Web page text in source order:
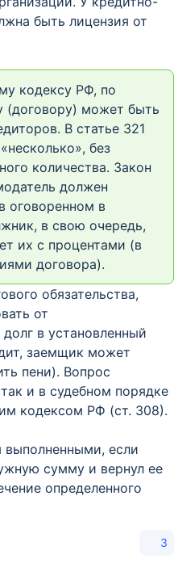
быть лицензия от
кодексу РФ, по
(договору) может быть
В статье 321
без
количества. Закон
должен
оговоренном в
в свою очередь,
их с процентами (в
договора).
обязательства,
от
в установленный
заемщик может
пени). Вопрос
и в судебном порядке
кодексом РФ (ст. 308).
выполненными, если
сумму и вернул ее
определенного
3